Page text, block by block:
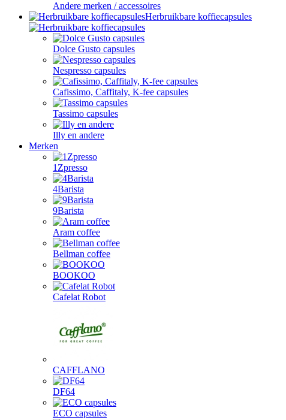
Andere merken / accessoires
Herbruikbare koffiecapsules
Dolce Gusto capsules
Nespresso capsules
Cafissimo, Caffitaly, K-fee capsules
Tassimo capsules
Illy en andere
Merken
1Zpresso
4Barista
9Barista
Aram coffee
Bellman coffee
BOOKOO
Cafelat Robot
CAFFLANO
DF64
ECO capsules